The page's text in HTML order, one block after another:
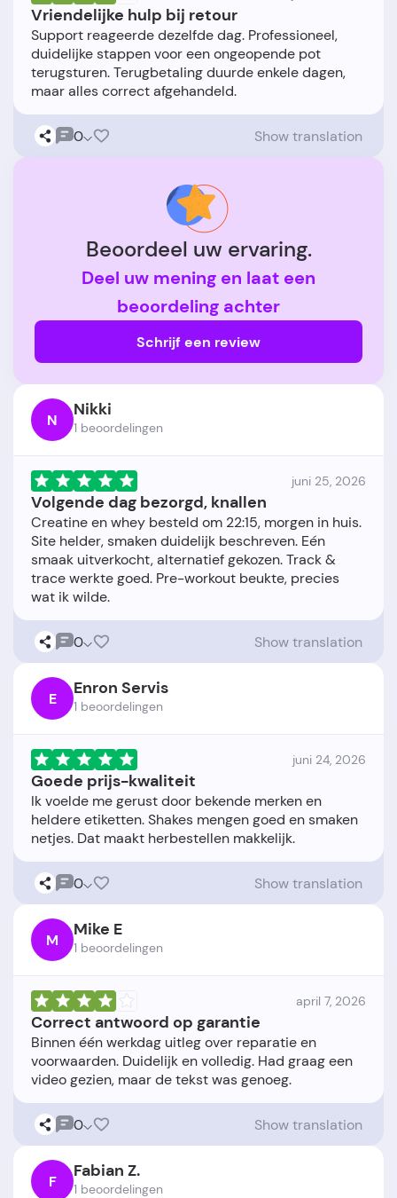
Vriendelijke hulp bij retour
Support reageerde dezelfde dag. Professioneel,
duidelijke stappen voor een ongeopende pot
terugsturen. Terugbetaling duurde enkele dagen,
0 Show translation
Beoordeel uw ervaring.
Deel uw mening en laat een
beoordeling achter
Schrijf een review
N Nikki
1 beoordelingen
juni 25, 2026
Volgende dag bezorgd, knallen
Creatine en whey besteld om 22:15, morgen in huis.
Site helder, smaken duidelijk beschreven. Eén
smaak uitverkocht, alternatief gekozen. Track &
trace werkte goed. Pre-workout beukte, precies
0 Show translation
E Enron Servis
1 beoordelingen
juni 24, 2026
Goede prijs-kwaliteit
Ik voelde me gerust door bekende merken en
heldere etiketten. Shakes mengen goed en smaken
0 Show translation
M Mike E
1 beoordelingen
april 7, 2026
Correct antwoord op garantie
Binnen één werkdag uitleg over reparatie en
voorwaarden. Duidelijk en volledig. Had graag een
0 Show translation
F Fabian Z.
1 beoordelingen